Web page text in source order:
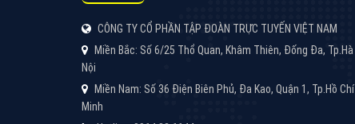
CÔNG TY CỔ PHẦN TẬP ĐOÀN TRỰC TUYẾN VIỆT NAM
Miền Bắc: Số 6/25 Thổ Quan, Khâm Thiên, Đống Đa, Tp.Hà
Nội
Miền Nam: Số 36 Điện Biên Phủ, Đa Kao, Quận 1, Tp.Hồ Chí
Minh